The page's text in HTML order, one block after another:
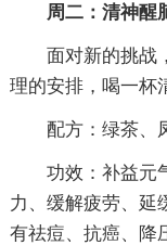
周二：清神醒
面对新的挑战，
理的安排，喝一杯
配方：绿茶、凤
功效：补益元气
力、缓解疲劳、延
有祛痘、抗癌、降